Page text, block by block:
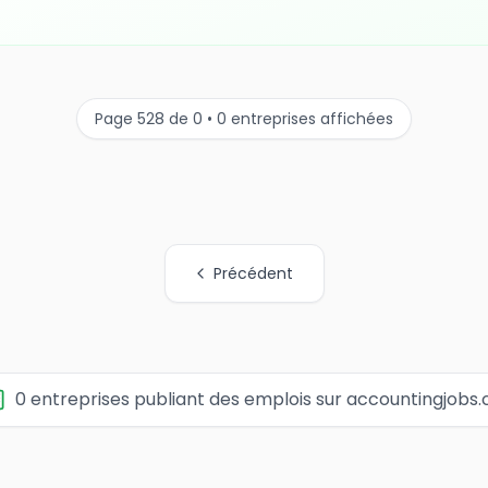
Page 528 de 0 • 0 entreprises affichées
Précédent
0 entreprises publiant des emplois sur